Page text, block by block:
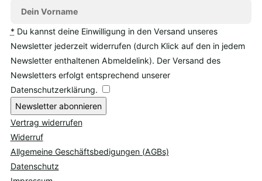
* Du kannst deine Einwilligung in den Versand unseres
Newsletter jederzeit widerrufen (durch Klick auf den in jedem
Newsletter enthaltenen Abmeldelink). Der Versand des
Newsletters erfolgt entsprechend unserer
Datenschutzerklärung.
Newsletter abonnieren
Vertrag widerrufen
Widerruf
Allgemeine Geschäftsbedigungen (AGBs)
Datenschutz